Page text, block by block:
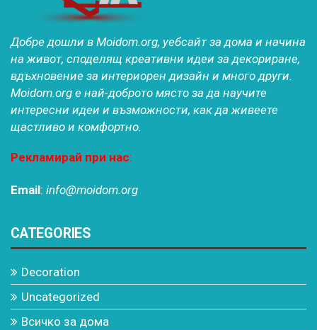
Добре дошли в Moidom.org, уебсайт за дома и начина
на живот, споделящ креативни идеи за декориране,
вдъхновение за интериорен дизайн и много други.
Moidom.org е най-доброто място за да научите
интересни идеи и възможности, как да живеете
щастливо и комфортно.
Рекламирай при нас:
Email: info@moidom.org
CATEGORIES
Decoration
Uncategorized
Всичко за дома